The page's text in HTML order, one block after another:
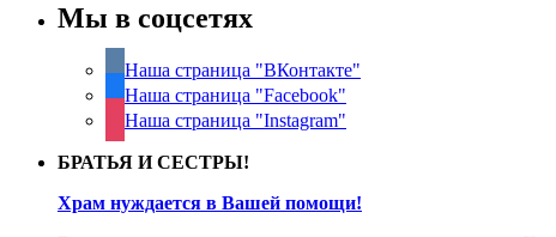
Мы в соцсетях
Наша страница "ВКонтакте"
Наша страница "Facebook"
Наша страница "Instagram"
БРАТЬЯ И СЕСТРЫ!
Храм нуждается в Вашей помощи!